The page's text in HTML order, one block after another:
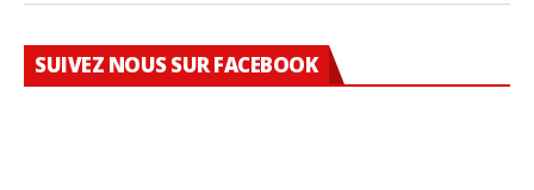
SUIVEZ NOUS SUR FACEBOOK